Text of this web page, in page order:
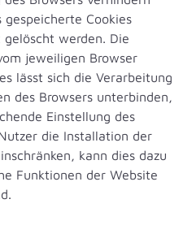
gespeicherte Cookies
werden. Die
jeweiligen Browser
lässt sich die Verarbeitung
des Browsers unterbinden,
Einstellung des
die Installation der
kann dies dazu
Funktionen der Website